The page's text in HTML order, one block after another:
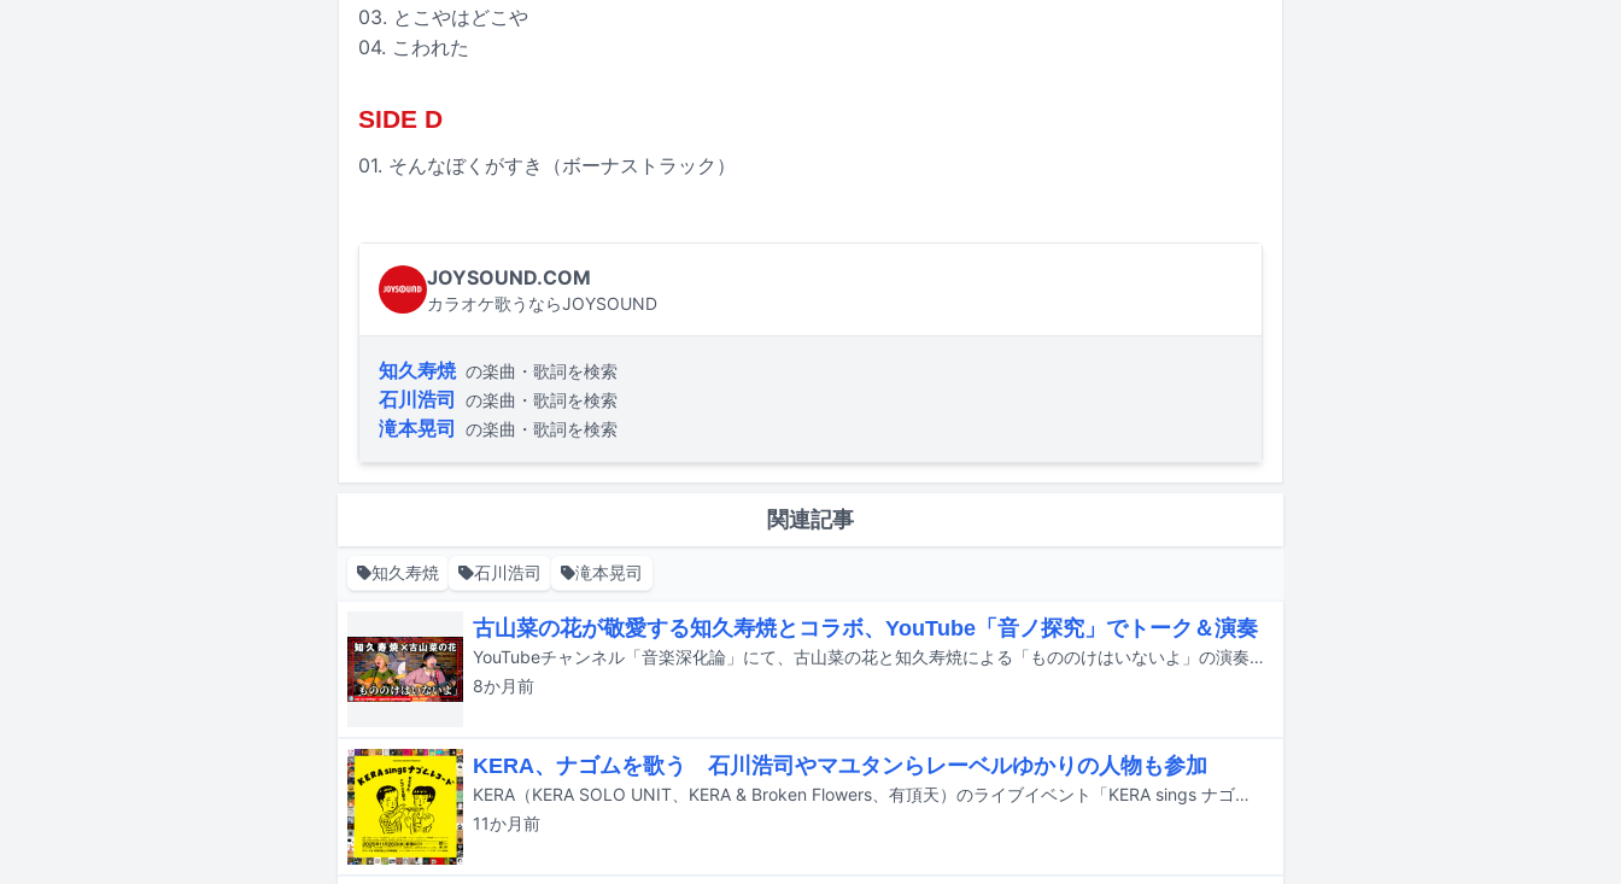
03. とこやはどこや
04. こわれた
SIDE D
01. そんなぼくがすき（ボーナストラック）
JOYSOUND.COM
カラオケ歌うならJOYSOUND
知久寿焼 の楽曲・歌詞を検索
石川浩司 の楽曲・歌詞を検索
滝本晃司 の楽曲・歌詞を検索
関連記事
知久寿焼 石川浩司 滝本晃司
古山菜の花が敬愛する知久寿焼とコラボ、YouTube「音ノ探究」でトーク＆演奏
YouTubeチャンネル「音楽深化論」にて、古山菜の花と知久寿焼による「もののけはいないよ」の演奏動画が公開された。
8か月前
KERA、ナゴムを歌う 石川浩司やマユタンらレーベルゆかりの人物も参加
KERA（KERA SOLO UNIT、KERA & Broken Flowers、有頂天）のライブイベント「KERA sings ナゴムレコード」が11月26日に東京・新宿LOFTにて開催される。
11か月前